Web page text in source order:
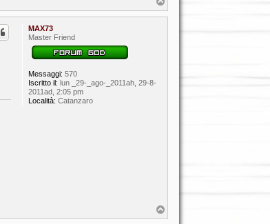
o
p
MAX73
Master Friend
Messaggi: 570
Iscritto il: lun _29-_ago-_2011ah, 29-8-
2011ad, 2:05 pm
Località: Catanzaro
o